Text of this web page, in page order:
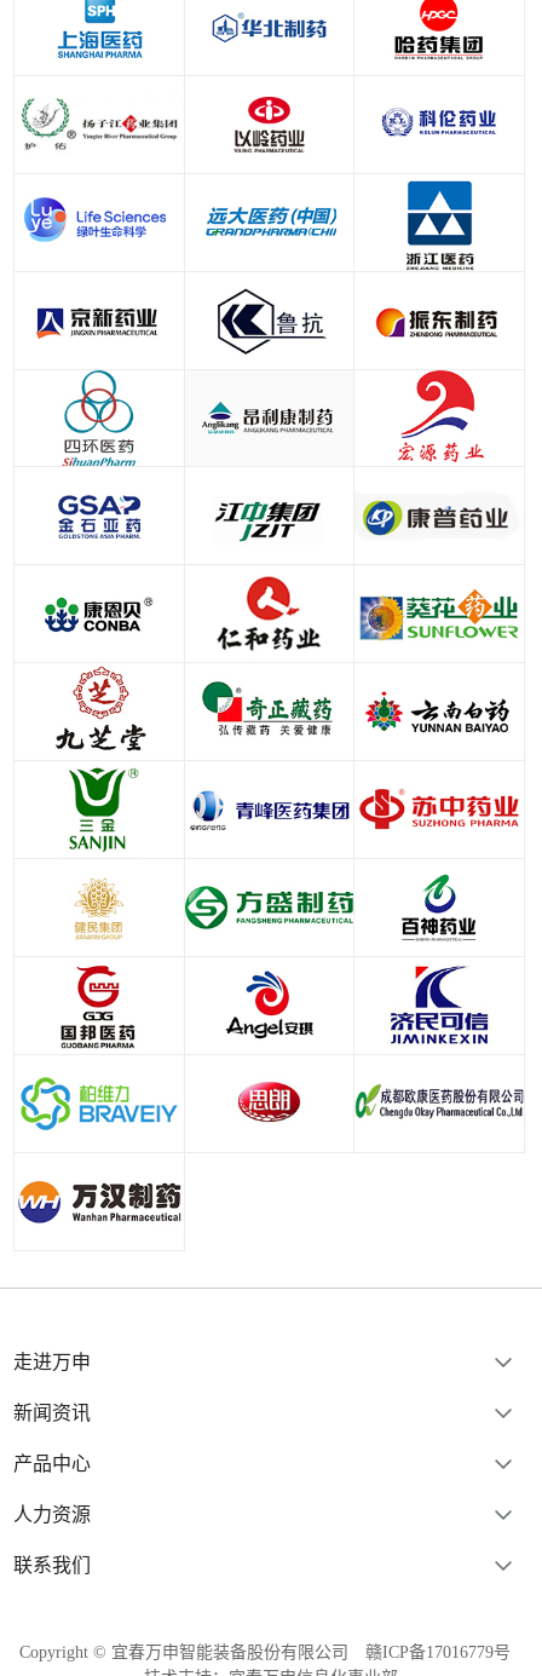
走进万申
新闻资讯
产品中心
人力资源
联系我们
Copyright © 宜春万申智能装备股份有限公司
赣ICP备17016779号